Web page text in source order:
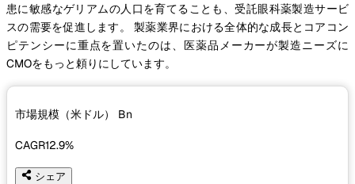
患に敏感なゲリアムの人口を育てることも、受託眼科薬製造サービ
スの需要を促進します。 製薬業界における全体的な成長とコアコン
ピテンシーに重点を置いたのは、医薬品メーカーが製造ニーズに
CMOをもっと頼りにしています。
市場規模（米ドル） Bn
CAGR12.9%
シェア